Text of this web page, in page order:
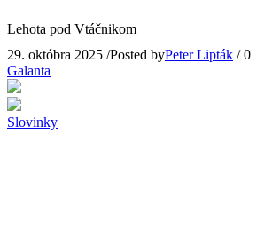
Lehota pod Vtáčnikom
29. októbra 2025 /Posted byPeter Lipták / 0
Galanta
Slovinky